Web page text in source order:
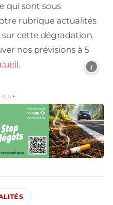
qui sont sous
rubrique actualités
cette dégradation.
nos prévisions à 5
i